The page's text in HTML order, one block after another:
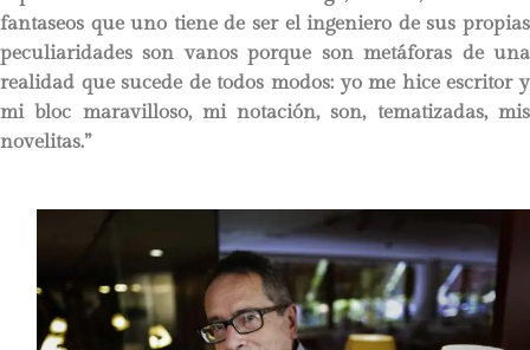
fantaseos que uno tiene de ser el ingeniero de sus propias
peculiaridades son vanos porque son metáforas de una
realidad que sucede de todos modos: yo me hice escritor y
mi bloc maravilloso, mi notación, son, tematizadas, mis
novelitas.”